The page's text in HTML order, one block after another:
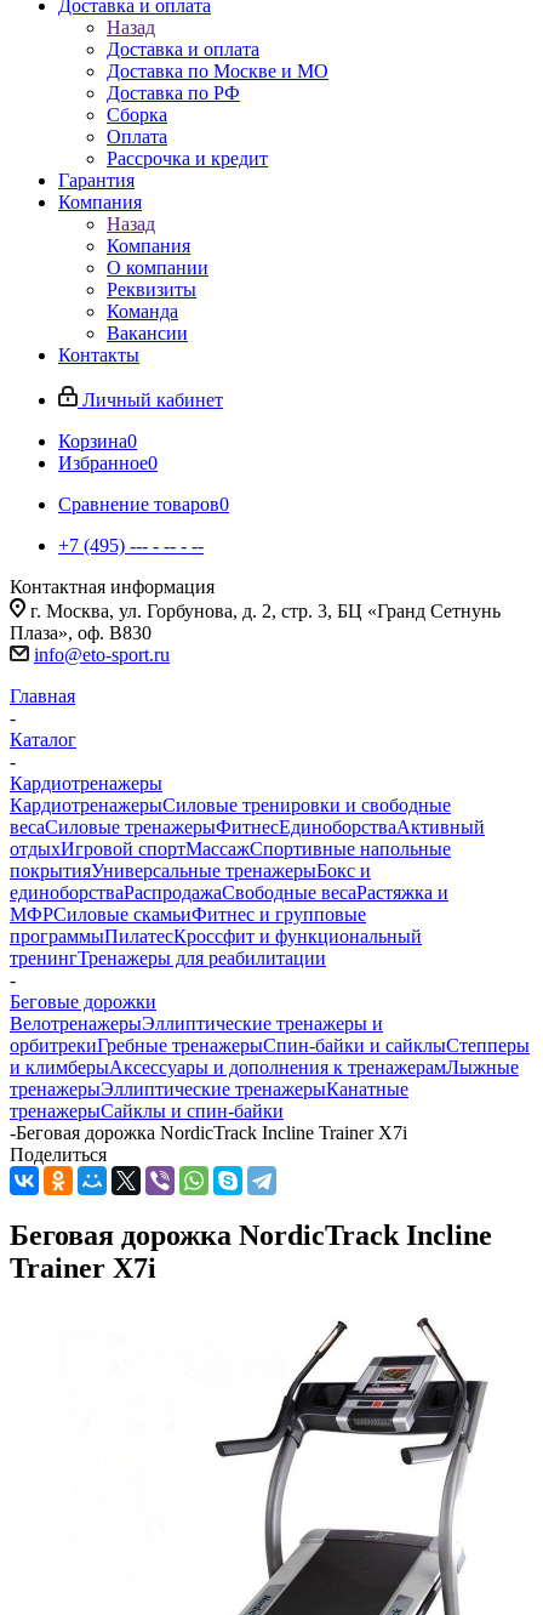
Доставка и оплата
Назад
Доставка и оплата
Доставка по Москве и МО
Доставка по РФ
Сборка
Оплата
Рассрочка и кредит
Гарантия
Компания
Назад
Компания
О компании
Реквизиты
Команда
Вакансии
Контакты
Личный кабинет
Корзина0
Избранное0
Сравнение товаров0
+7 (495) --- - -- - --
Контактная информация
г. Москва, ул. Горбунова, д. 2, стр. 3, БЦ «Гранд Сетнунь
Плаза», оф. В830
info@eto-sport.ru
Главная
-
Каталог
-
Кардиотренажеры
КардиотренажерыСиловые тренировки и свободные
весаСиловые тренажерыФитнесЕдиноборстваАктивный
отдыхИгровой спортМассажСпортивные напольные
покрытияУниверсальные тренажерыБокс и
единоборстваРаспродажаСвободные весаРастяжка и
МФРСиловые скамьиФитнес и групповые
программыПилатесКроссфит и функциональный
тренингТренажеры для реабилитации
-
Беговые дорожки
ВелотренажерыЭллиптические тренажеры и
орбитрекиГребные тренажерыСпин-байки и сайклыСтепперы
и климберыАксессуары и дополнения к тренажерамЛыжные
тренажерыЭллиптические тренажерыКанатные
тренажерыСайклы и спин-байки
-Беговая дорожка NordicTrack Incline Trainer X7i
Поделиться
Беговая дорожка NordicTrack Incline
Trainer X7i